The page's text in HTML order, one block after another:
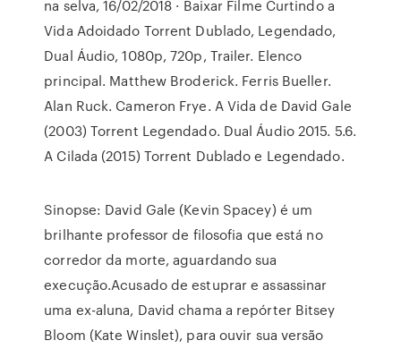
na selva, 16/02/2018 · Baixar Filme Curtindo a
Vida Adoidado Torrent Dublado, Legendado,
Dual Áudio, 1080p, 720p, Trailer. Elenco
principal. Matthew Broderick. Ferris Bueller.
Alan Ruck. Cameron Frye. A Vida de David Gale
(2003) Torrent Legendado. Dual Áudio 2015. 5.6.
A Cilada (2015) Torrent Dublado e Legendado.
Sinopse: David Gale (Kevin Spacey) é um
brilhante professor de filosofia que está no
corredor da morte, aguardando sua
execução.Acusado de estuprar e assassinar
uma ex-aluna, David chama a repórter Bitsey
Bloom (Kate Winslet), para ouvir sua versão